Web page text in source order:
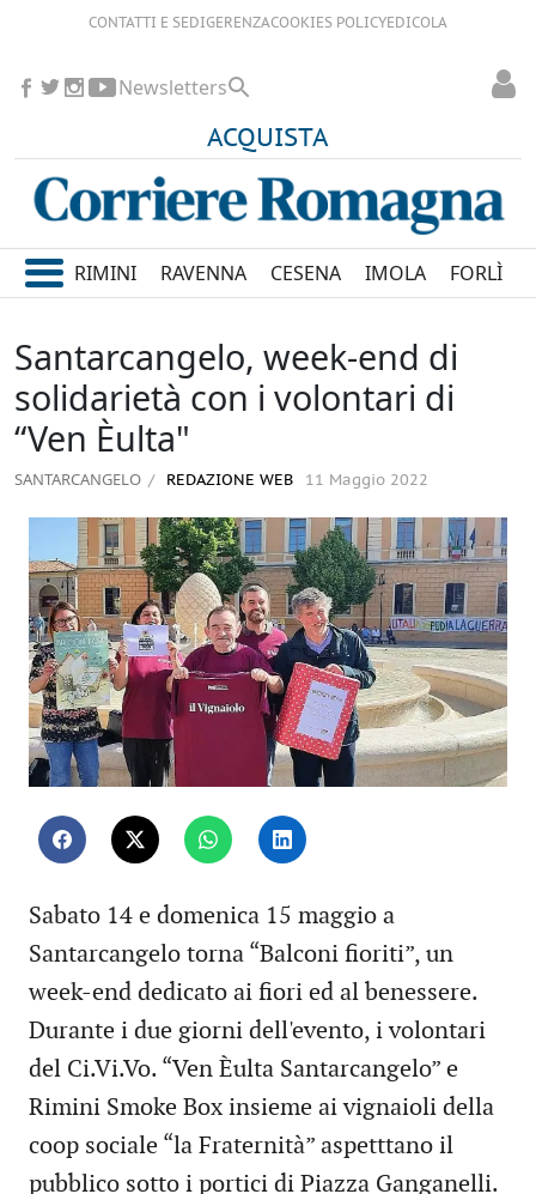
CONTATTI E SEDIGERENZACOOKIES POLICYEDICOLA
ACQUISTA
Newsletters
RIMINI RAVENNA CESENA IMOLA FORLÌ
Santarcangelo, week-end di
solidarietà con i volontari di
“Ven Èulta"
SANTARCANGELO REDAZIONE WEB 11 Maggio 2022
Sabato 14 e domenica 15 maggio a
Santarcangelo torna “Balconi fioriti”, un
week-end dedicato ai fiori ed al benessere.
Durante i due giorni dell'evento, i volontari
del Ci.Vi.Vo. “Ven Èulta Santarcangelo” e
Rimini Smoke Box insieme ai vignaioli della
coop sociale “la Fraternità” aspetttano il
pubblico sotto i portici di Piazza Ganganelli.